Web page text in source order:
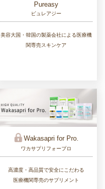
Pureasy
ピュレアジー
美容大国・韓国の製薬会社による医療機
関専売スキンケア
Wakasapri for Pro.
ワカサプリフォープロ
高濃度・高品質で安全にこだわる
医療機関専売のサプリメント